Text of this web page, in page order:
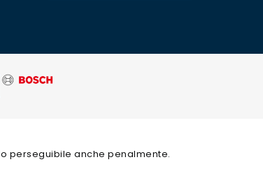
perseguibile anche penalmente.